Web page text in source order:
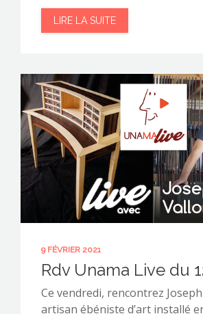
LIRE LA SUITE
9 FÉVRIER 2021
Rdv Unama Live du
Ce vendredi, rencontrez
artisan ébéniste d’art installé